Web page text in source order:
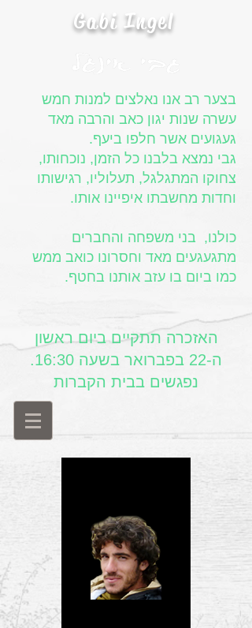
Gabi Ingel
בצער רב אנו נאלצים למנות חמש
עשרה שנות יגון כאב והרבה מאד
געגועים אשר חלפו ביעף.
גבי נמצא בלבנו כל הזמן, נוכחותו,
צחוקו המתגלגל, תעלוליו, רגישותו
וחדות מחשבתו איפיינו אותו.
כולנו, בני משפחה והחברים
מתגעגעים מאד וחסרונו כואב ממש
כמו ביום בו עזב אותנו בחטף.
האזכרה תתקיים ביום ראשון
ה-22 בפברואר בשעה 16:30.
נפגשים בבית הקברות